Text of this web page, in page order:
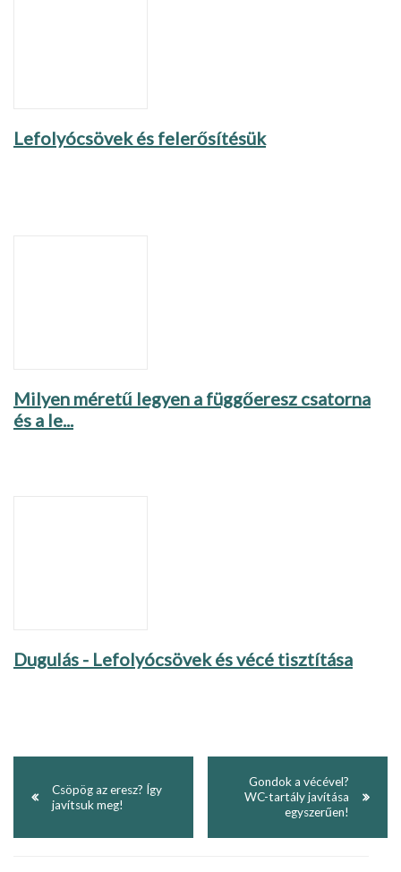
Lefolyócsövek és felerősítésük
Milyen méretű legyen a függőeresz csatorna
és a le...
Dugulás - Lefolyócsövek és vécé tisztítása
Csöpög az eresz? Így
javítsuk meg!
Gondok a vécével?
WC-tartály javítása
egyszerűen!